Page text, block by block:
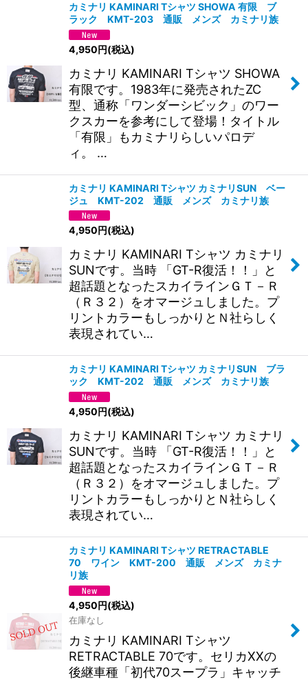
カミナリ KAMINARI Tシャツ SHOWA 有限 ブ
ラック KMT-203 通販 メンズ カミナリ族
4,950円(税込)
カミナリ KAMINARI Tシャツ SHOWA
有限です。1983年に発売されたZC
型、通称「ワンダーシビック」のワー
クスカーを参考にして登場！タイトル
「有限」もカミナリらしいパロデ
ィ。 …
カミナリ KAMINARI Tシャツ カミナリSUN ベー
ジュ KMT-202 通販 メンズ カミナリ族
4,950円(税込)
カミナリ KAMINARI Tシャツ カミナリ
SUNです。当時 「GT-R復活！！」と
超話題となったスカイラインＧＴ－Ｒ
（Ｒ３２）をオマージュしました。プ
リントカラーもしっかりとＮ社らしく
表現されてい…
カミナリ KAMINARI Tシャツ カミナリSUN ブラ
ック KMT-202 通販 メンズ カミナリ族
4,950円(税込)
カミナリ KAMINARI Tシャツ カミナリ
SUNです。当時 「GT-R復活！！」と
超話題となったスカイラインＧＴ－Ｒ
（Ｒ３２）をオマージュしました。プ
リントカラーもしっかりとＮ社らしく
表現されてい…
カミナリ KAMINARI Tシャツ RETRACTABLE
70 ワイン KMT-200 通販 メンズ カミナ
リ族
4,950円(税込)
在庫なし
カミナリ KAMINARI Tシャツ
RETRACTABLE 70です。セリカXXの
後継車種「初代70スープラ」キャッチ